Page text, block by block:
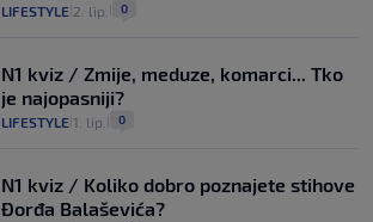
LIFESTYLE 2. lip. 0
N1 kviz / Zmije, meduze, komarci... Tko
je najopasniji?
LIFESTYLE 1. lip. 0
N1 kviz / Koliko dobro poznajete stihove
Đorđa Balaševića?